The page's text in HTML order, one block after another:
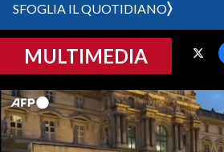
CRONACA SARDEGNA
PROVINCIA DI CAGLIARI
SULCIS IGLESIENTE
SFOGLIA IL QUOTIDIANO
MULTIMEDIA